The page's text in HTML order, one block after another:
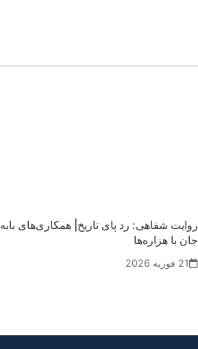
روایت‌ شفاهی: رد پای تاریخ| همکاری‌های بابه
جان با هزاره‌ها
21 فوریه 2026